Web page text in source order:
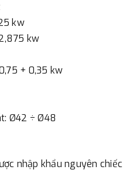
kw
kw
+ 0,35 kw
Ø42 ÷ Ø48
nhập khẩu nguyên